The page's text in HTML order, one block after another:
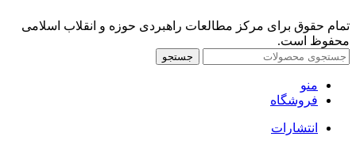
تمام حقوق برای مرکز مطالعات راهبردی حوزه و انقلاب اسلامی
محفوظ است.
جستجو
منو
فروشگاه
انتشارات